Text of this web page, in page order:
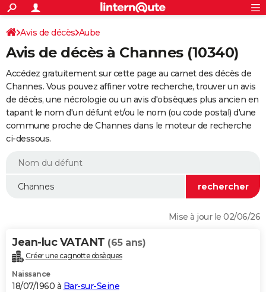
ACTUALITÉS
Politique
Société
Faits Divers
Education
Monde
Villes
+
SPORT
Coupe du monde 2026
Football
Tennis
Cyclisme
Rugby
Forum
Programme TV
TNT
Streaming
Cinéma
Sorties cinéma
Musique
+
FINANCE
Retraite
Epargne
Immobilier
Risques naturels par ville
Assurance
AUTO
Essais
Réserver un essai
Citadines
Berlines
SUV
Forum auto
+HIGH-TECH
BRICOLAGE
WEEK-END
Alimentation
Guide de la santé
Maladies
Médicaments
Sommeil
VOYAGE
Destinations
City break
Voyage nature
Voyage de noces
Forum
Climat
+PHOTO
Avis de décès Aube
Avis de décès à Channes (10340)
Accédez gratuitement sur cette page au carnet des décès de
Channes. Vous pouvez affiner votre recherche, trouver un avis
de décès, une nécrologie ou un avis d'obsèques plus ancien en
tapant le nom d'un défunt et/ou le nom (ou code postal) d'une
commune proche de Channes dans le moteur de recherche
ci-dessous.
Mise à jour le 02/06/26
Jean-luc VATANT (65 ans)
Créer une cagnotte obsèques
Naissance
18/07/1960 à Bar-sur-Seine